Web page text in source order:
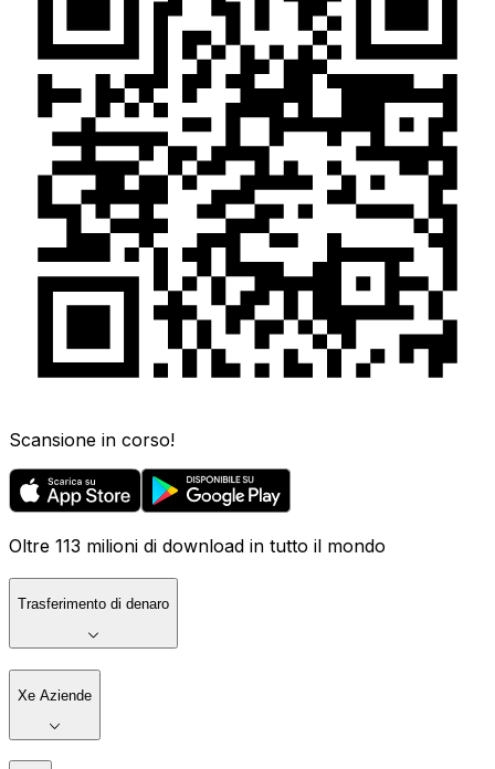
Scansione in corso!
Oltre 113 milioni di download in tutto il mondo
Trasferimento di denaro
Xe Aziende